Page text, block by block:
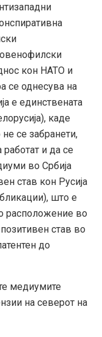
кон НАТО и
се однесува на
е единствената
каде
се забранети,
и да се
во Србија
став кон Русија
што е
расположение во
став во
до
медиумите
на северот на